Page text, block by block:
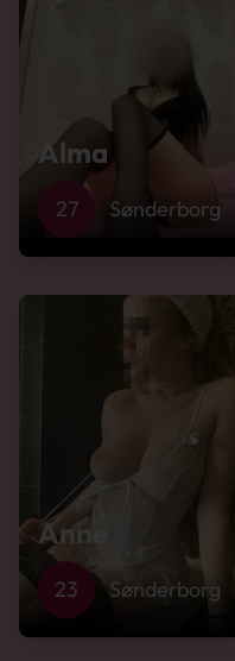
Alma
27 Sønderborg
Anne
23 Sønderborg